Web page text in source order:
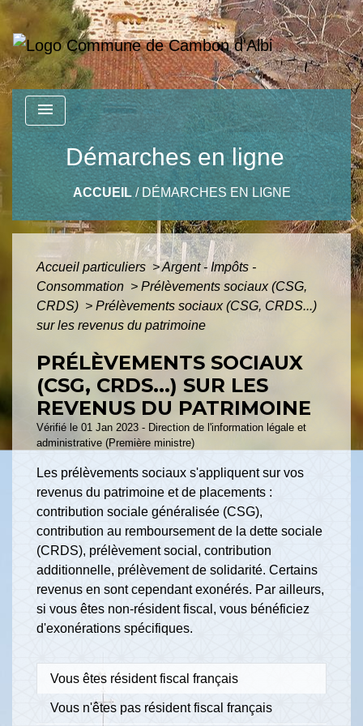
menu
Démarches en ligne
ACCUEIL/ DÉMARCHES EN LIGNE
Accueil particuliers >Argent - Impôts -
Consommation > Prélèvements sociaux (CSG,
CRDS) > Prélèvements sociaux (CSG, CRDS...)
sur les revenus du patrimoine
PRÉLÈVEMENTS SOCIAUX
(CSG, CRDS...) SUR LES
REVENUS DU PATRIMOINE
Vérifié le 01 Jan 2023 - Direction de l'information légale et
administrative (Première ministre)
Les prélèvements sociaux s'appliquent sur vos
revenus du patrimoine et de placements :
contribution sociale généralisée (CSG),
contribution au remboursement de la dette sociale
(CRDS), prélèvement social, contribution
additionnelle, prélèvement de solidarité. Certains
revenus en sont cependant exonérés. Par ailleurs,
si vous êtes non-résident fiscal, vous bénéficiez
d'exonérations spécifiques.
Vous êtes résident fiscal français
Vous n'êtes pas résident fiscal français